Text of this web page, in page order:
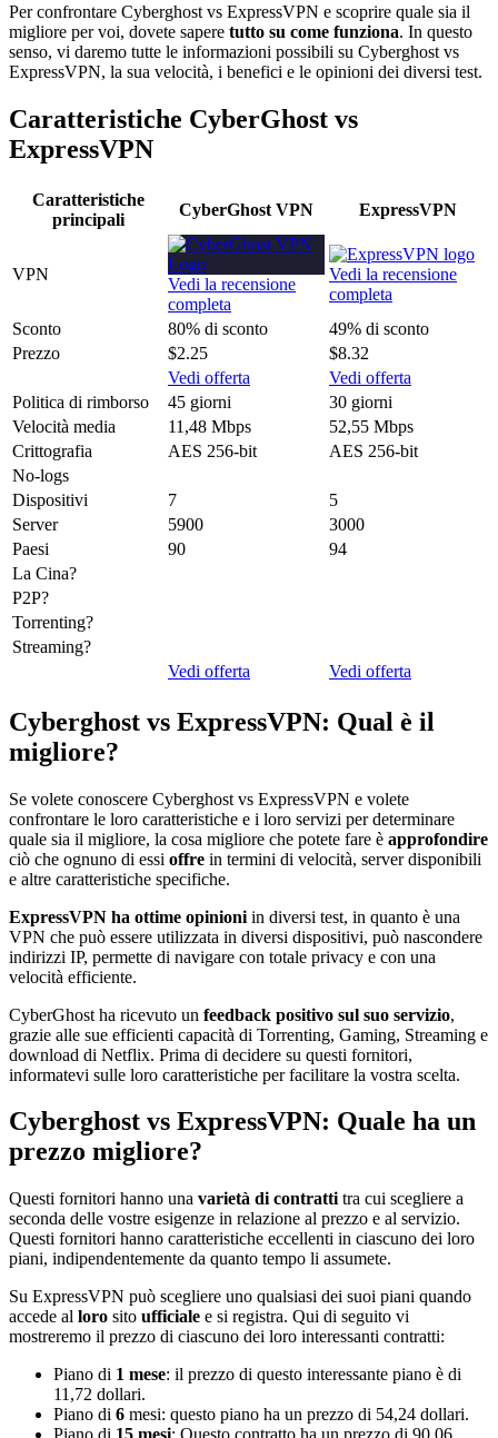
Per confrontare Cyberghost vs ExpressVPN e scoprire quale sia il
migliore per voi, dovete sapere tutto su come funziona. In questo
senso, vi daremo tutte le informazioni possibili su Cyberghost vs
ExpressVPN, la sua velocità, i benefici e le opinioni dei diversi test.
Caratteristiche CyberGhost vs
ExpressVPN
Caratteristiche
principali
CyberGhost VPN ExpressVPN
VPN
Vedi la recensione
completa
Vedi la recensione
completa
Sconto
80% di sconto
49% di sconto
Prezzo
$2.25
$8.32
Vedi offerta
Vedi offerta
Politica di rimborso
45 giorni
30 giorni
Velocità media
11,48 Mbps
52,55 Mbps
Crittografia
AES 256-bit
AES 256-bit
No-logs
Dispositivi
7
5
Server
5900
3000
Paesi
90
94
La Cina?
P2P?
Torrenting?
Streaming?
Vedi offerta
Vedi offerta
Cyberghost vs ExpressVPN: Qual è il
migliore?
Se volete conoscere Cyberghost vs ExpressVPN e volete
confrontare le loro caratteristiche e i loro servizi per determinare
quale sia il migliore, la cosa migliore che potete fare è approfondire
ciò che ognuno di essi offre in termini di velocità, server disponibili
e altre caratteristiche specifiche.
ExpressVPN ha ottime opinioni in diversi test, in quanto è una
VPN che può essere utilizzata in diversi dispositivi, può nascondere
indirizzi IP, permette di navigare con totale privacy e con una
velocità efficiente.
CyberGhost ha ricevuto un feedback positivo sul suo servizio,
grazie alle sue efficienti capacità di Torrenting, Gaming, Streaming e
download di Netflix. Prima di decidere su questi fornitori,
informatevi sulle loro caratteristiche per facilitare la vostra scelta.
Cyberghost vs ExpressVPN: Quale ha un
prezzo migliore?
Questi fornitori hanno una varietà di contratti tra cui scegliere a
seconda delle vostre esigenze in relazione al prezzo e al servizio.
Questi fornitori hanno caratteristiche eccellenti in ciascuno dei loro
piani, indipendentemente da quanto tempo li assumete.
Su ExpressVPN può scegliere uno qualsiasi dei suoi piani quando
accede al loro sito ufficiale e si registra. Qui di seguito vi
mostreremo il prezzo di ciascuno dei loro interessanti contratti:
Piano di 1 mese: il prezzo di questo interessante piano è di
11,72 dollari.
Piano di 6 mesi: questo piano ha un prezzo di 54,24 dollari.